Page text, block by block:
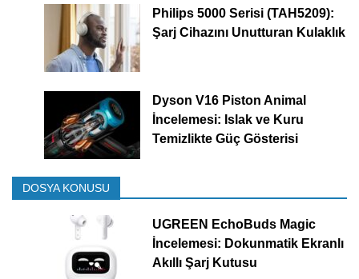
Philips 5000 Serisi (TAH5209):
Şarj Cihazını Unutturan Kulaklık
Dyson V16 Piston Animal
İncelemesi: Islak ve Kuru
Temizlikte Güç Gösterisi
DOSYA KONUSU
UGREEN EchoBuds Magic
İncelemesi: Dokunmatik Ekranlı
Akıllı Şarj Kutusu